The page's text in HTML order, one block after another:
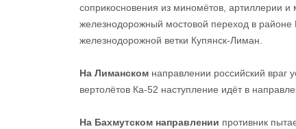
соприкосновения из миномётов, артиллерии
железнодорожный мостовой переход в районе
железнодорожной ветки Купянск-Лиман.
На Лиманском направлении российский враг
вертолётов Ка-52 наступление идёт в
На Бахмутском направлении противник